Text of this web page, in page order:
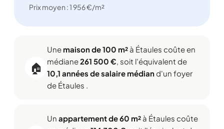
Prix moyen : 1 956 €/m²
🏠
Une maison de 100 m² à Étaules coûte en
médiane261 500 €, soit l'équivalent de
10,1 années de salaire médiand'un foyer
de Étaules .
Un appartement de 60 m² à Étaules coûte